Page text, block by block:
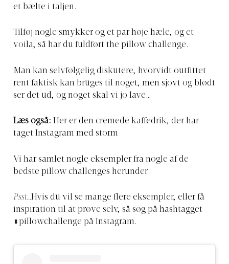
et bælte i taljen.
Tilføj nogle smykker og et par høje hæle, og et
voila, så har du fuldført the pillow challenge.
Man kan selvfølgelig diskutere, hvorvidt outfittet
rent faktisk kan bruges til noget, men sjovt og blødt
ser det ud, og noget skal vi jo lave…
Læs også: Her er den cremede kaffedrik, der har
taget Instagram med storm
Vi har samlet nogle eksempler fra nogle af de
bedste pillow challenges herunder.
Psst…Hvis du vil se mange flere eksempler, eller få
inspiration til at prøve selv, så søg på hashtagget
#pillowchallenge på Instagram.